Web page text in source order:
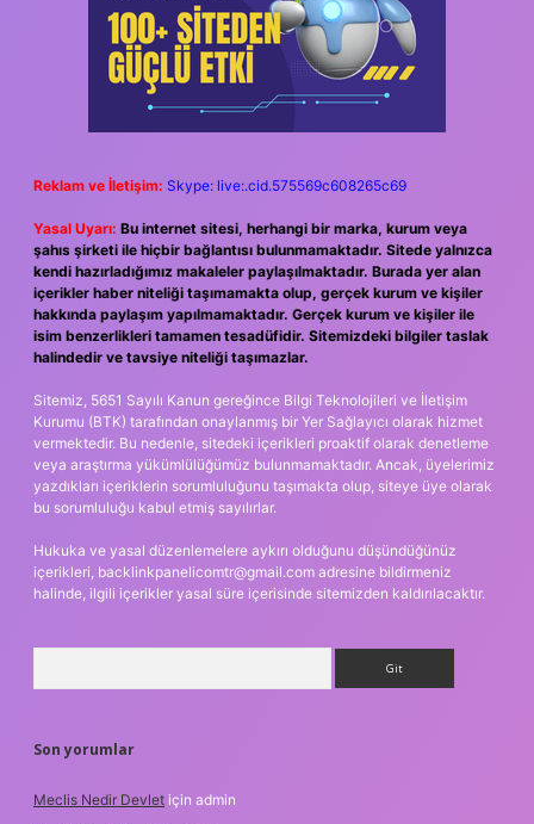
Reklam ve İletişim: Skype: live:.cid.575569c608265c69
Yasal Uyarı: Bu internet sitesi, herhangi bir marka, kurum veya
şahıs şirketi ile hiçbir bağlantısı bulunmamaktadır. Sitede yalnızca
kendi hazırladığımız makaleler paylaşılmaktadır. Burada yer alan
içerikler haber niteliği taşımamakta olup, gerçek kurum ve kişiler
hakkında paylaşım yapılmamaktadır. Gerçek kurum ve kişiler ile
isim benzerlikleri tamamen tesadüfidir. Sitemizdeki bilgiler taslak
halindedir ve tavsiye niteliği taşımazlar.
Sitemiz, 5651 Sayılı Kanun gereğince Bilgi Teknolojileri ve İletişim
Kurumu (BTK) tarafından onaylanmış bir Yer Sağlayıcı olarak hizmet
vermektedir. Bu nedenle, sitedeki içerikleri proaktif olarak denetleme
veya araştırma yükümlülüğümüz bulunmamaktadır. Ancak, üyelerimiz
yazdıkları içeriklerin sorumluluğunu taşımakta olup, siteye üye olarak
bu sorumluluğu kabul etmiş sayılırlar.
Hukuka ve yasal düzenlemelere aykırı olduğunu düşündüğünüz
içerikleri, backlinkpanelicomtr@gmail.com adresine bildirmeniz
halinde, ilgili içerikler yasal süre içerisinde sitemizden kaldırılacaktır.
Son yorumlar
Meclis Nedir Devlet için admin